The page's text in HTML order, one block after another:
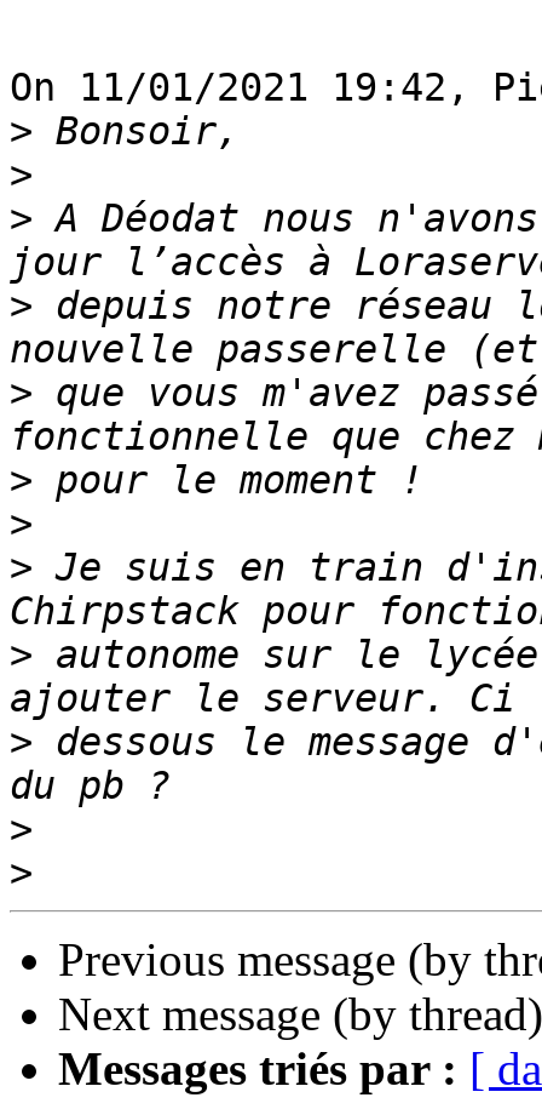
On 11/01/2021 19:42,
>
>
> A Déodat nous
> depuis notre réseau
> que vous m'avez
>
>
> Je suis en train
> autonome sur le
> dessous le message
>
>
Previous message (by
Next message (by
Messages triés par : [